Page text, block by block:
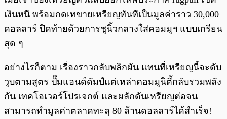
เงินหนี พร้อมกดเทขายเหรียญทันทีเป็นมูลค่าราว 30,000
ดอลลาร์ ปิดท้ายด้วยการชูนิ้วกลางใส่คอมมูฯ แบบเกรียน
สุด ๆ
อย่างไรก็ตาม เรื่องราวกลับพลิกผัน แทนที่เหรียญนี้จะดับ
วูบตามสูตร ปั๊มแอนด์ดัมป์แต่เหล่าคอมมูนิตี้กลับรวมพลัง
กัน เทคโอเวอร์โปรเจกต์ และผลักดันเหรียญต่อจน
สามารถทำมูลค่าตลาดทะลุ 80 ล้านดอลลาร์ได้สำเร็จ!